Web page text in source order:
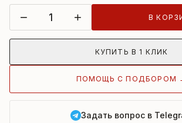
− + В
КУПИТЬ В 1 КЛИК
ПОМОЩЬ С ПОДБОРОМ
Задать вопрос в